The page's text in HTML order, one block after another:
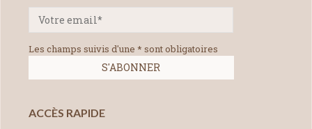
Les champs suivis d'une * sont obligatoires
ACCÈS RAPIDE